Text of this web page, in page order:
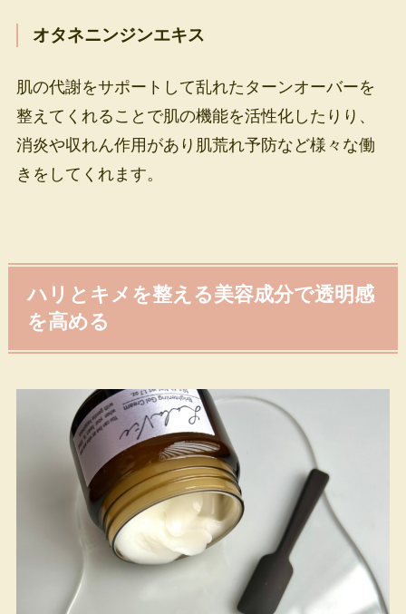
オタネニンジンエキス
肌の代謝をサポートして乱れたターンオーバーを
整えてくれることで肌の機能を活性化したりり、
消炎や収れん作用があり肌荒れ予防など様々な働
きをしてくれます。
ハリとキメを整える美容成分で透明感
を高める